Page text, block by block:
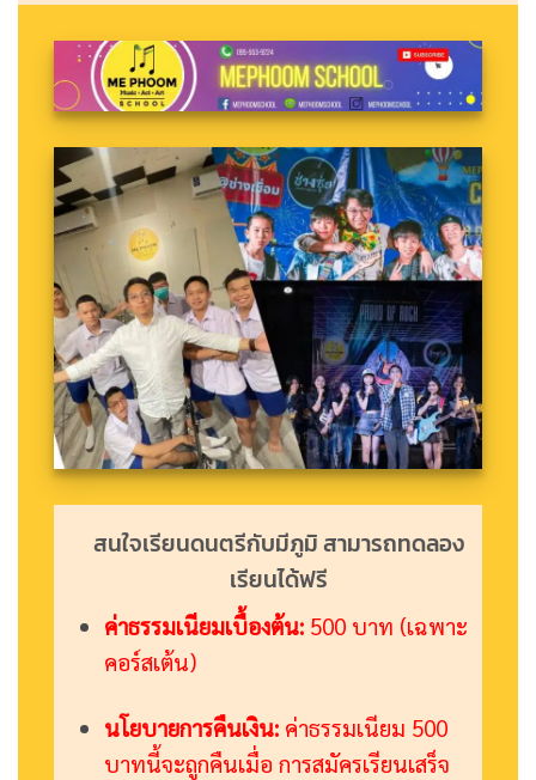
สนใจเรียนดนตรีกับมีภูมิ สามารถทดลอง
เรียนได้ฟรี
ค่าธรรมเนียมเบื้องต้น:500 บาท (เฉพาะ
คอร์สเต้น)
นโยบายการคืนเงิน:ค่าธรรมเนียม 500
บาทนี้จะถูกคืนเมื่อ การสมัครเรียนเสร็จ